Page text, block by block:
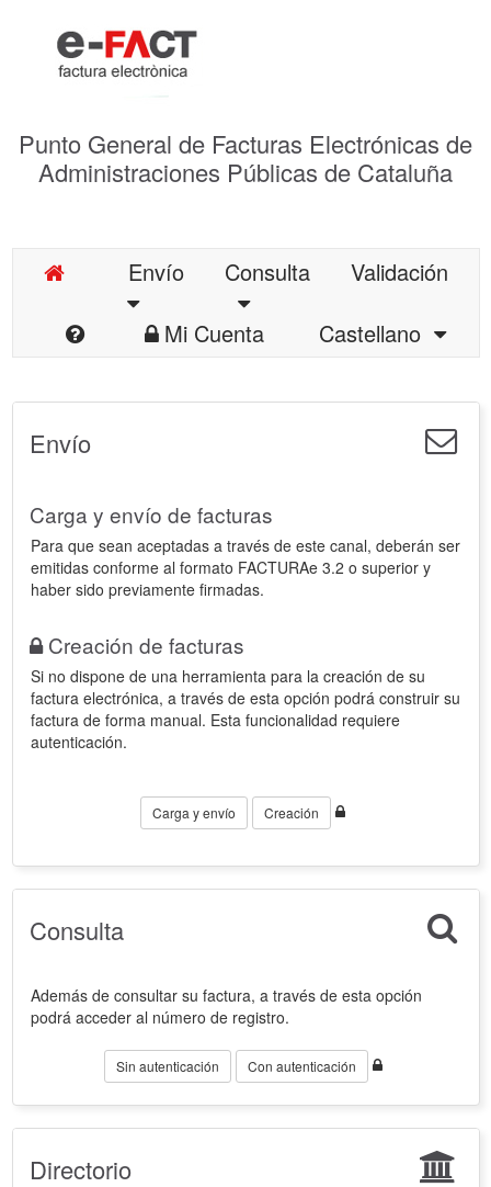
Punto General de Facturas Electrónicas de
Administraciones Públicas de Cataluña
Envío Consulta
Validación
Mi Cuenta
Castellano
Envío
Carga y envío de facturas
Para que sean aceptadas a través de este canal, deberán ser
emitidas conforme al formato FACTURAe 3.2 o superior y
haber sido previamente firmadas.
Creación de facturas
Si no dispone de una herramienta para la creación de su
factura electrónica, a través de esta opción podrá construir su
factura de forma manual. Esta funcionalidad requiere
autenticación.
Carga y envío Creación
Consulta
Además de consultar su factura, a través de esta opción
podrá acceder al número de registro.
Sin autenticación Con autenticación
Directorio